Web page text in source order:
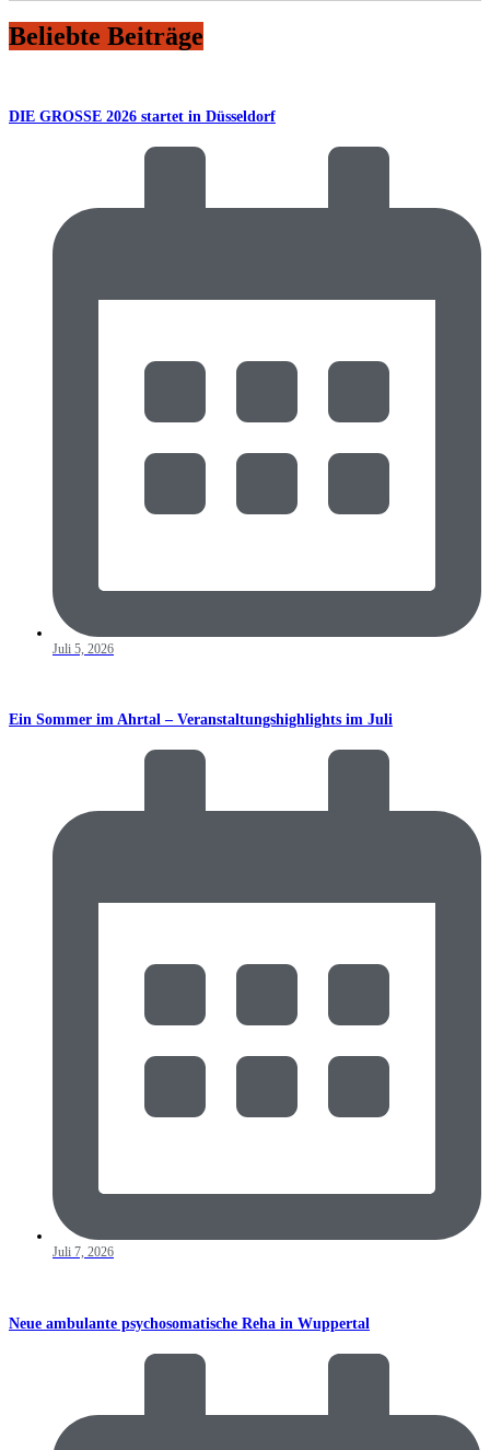
Beliebte Beiträge
DIE GROSSE 2026 startet in Düsseldorf
Juli 5, 2026
Ein Sommer im Ahrtal – Veranstaltungshighlights im Juli
Juli 7, 2026
Neue ambulante psychosomatische Reha in Wuppertal